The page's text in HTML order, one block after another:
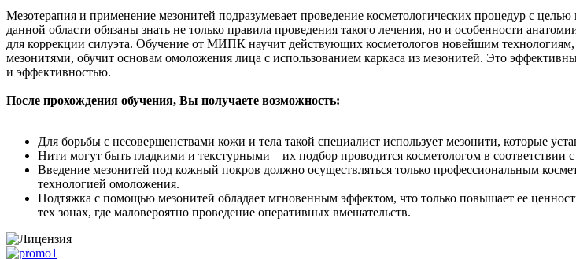
Мезотерапия и применение мезонитей подразумевает проведение косметологических процедур с
данной области обязаны знать не только правила проведения такого лечения, но и особенности
для коррекции силуэта. Обучение от МИПК научит действующих косметологов новейшим
мезонитями, обучит основам омоложения лица с использованием каркаса из мезонитей. Это
и эффективностью.
После прохождения обучения, Вы получаете возможность:
Для борьбы с несовершенствами кожи и тела такой специалист использует мезонити, которые
Нити могут быть гладкими и текстурными – их подбор проводится косметологом в
Введение мезонитей под кожный покров должно осуществляться только профессиональным
технологией омоложения.
Подтяжка с помощью мезонитей обладает мгновенным эффектом, что только повышает ее
тех зонах, где маловероятно проведение оперативных вмешательств.